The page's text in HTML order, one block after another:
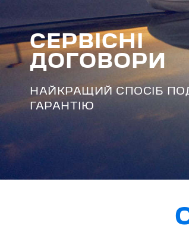
СЕРВІСНІ
ДОГОВОРИ
НАЙКРАЩИЙ СПОСІБ
ГАРАНТІЮ